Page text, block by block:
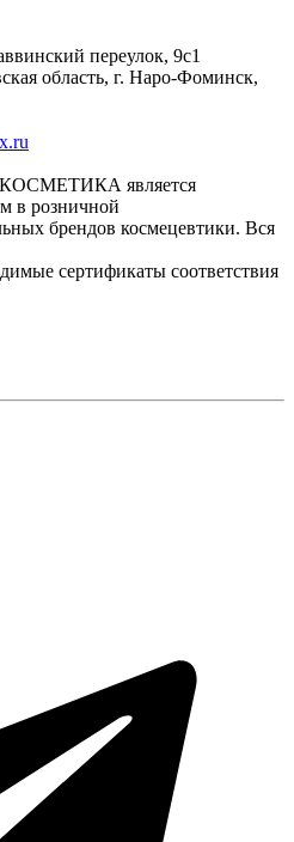
переулок, 9с1
область, г. Наро-Фоминск,
является
в розничной
брендов космецевтики. Вся
сертификаты соответствия